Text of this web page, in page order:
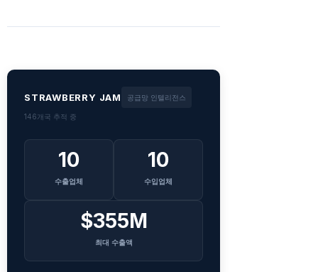
STRAWBERRY JAM 공급망 인텔리전스
146개국 추적 중
10
수출업체
10
수입업체
$355M
최대 수출액